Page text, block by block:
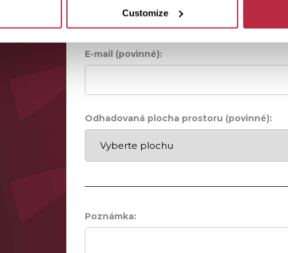
Customize
E-mail (povinné):
Odhadovaná plocha prostoru (povinné):
Poznámka: